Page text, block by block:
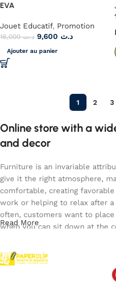
EVA
Jouet Educatif, Promotion
د.ت16,000 د.ت
Ajouter au panier
1 2 3
Online store with a
and decor
Furniture is an invariable
give it the right atmosphere,
comfortable, creating
work or helping to relax after a
often, customers want to
when you can sit down at the
furniture you like. The online
furniture: both home and
Furniture production is
Read More